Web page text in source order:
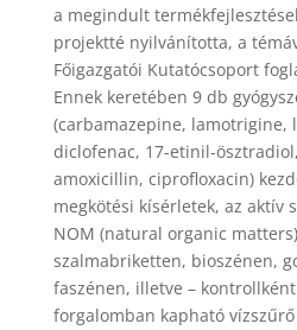
a megindult
projektté nyilvánította, a
Főigazgatói Kutatócsoport
Ennek keretében 9 db
(carbamazepine, lamotrigine,
diclofenac, 17-etinil-
amoxicillin, ciprofloxacin)
megkötési kísérletek, az aktív
NOM (natural organic
szalmabriketten, bioszénen,
faszénen, illetve –
forgalomban kapható